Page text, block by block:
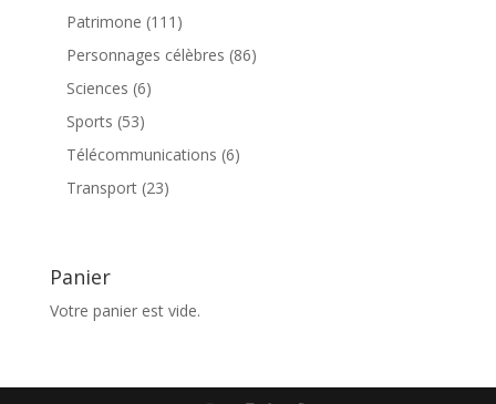
produits
Patrimone 111 111
produits
Personnages célèbres 8686
Sciences 66
Sports 5353
produits
Télécommunications 66
Transport 2323
Panier
Votre panier est vide.